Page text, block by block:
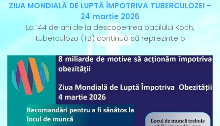
ZIUA MONDIALĂ DE LUPTĂ ÎMPOTRIVA TUBERCULOZEI –
24 martie 2026
La 144 de ani de la descoperirea bacilului Koch,
tuberculoza (TB) continuă să reprezinte o